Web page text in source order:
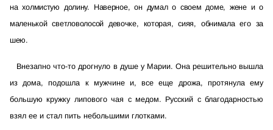
на холмистую долину. Наверное, он думал о своем доме, жене и о
маленькой светловолосой девочке, которая, сияя, обнимала его за
шею.
Внезапно что-то дрогнуло в душе у Марии. Она решительно вышла
из дома, подошла к мужчине и, все еще дрожа, протянула ему
большую кружку липового чая с медом. Русский с благодарностью
взял ее и стал пить небольшими глотками.